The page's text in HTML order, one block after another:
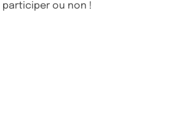
participer ou non !